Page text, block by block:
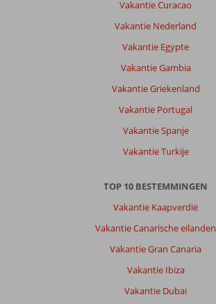
Vakantie Curacao
Vakantie Nederland
Vakantie Egypte
Vakantie Gambia
Vakantie Griekenland
Vakantie Portugal
Vakantie Spanje
Vakantie Turkije
TOP 10 BESTEMMINGEN
Vakantie Kaapverdië
Vakantie Canarische eilanden
Vakantie Gran Canaria
Vakantie Ibiza
Vakantie Dubai